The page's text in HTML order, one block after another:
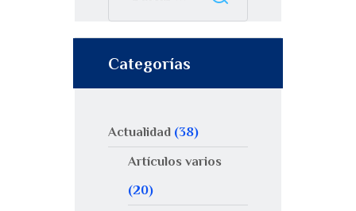
Categorías
Actualidad (38)
Artículos varios
(20)